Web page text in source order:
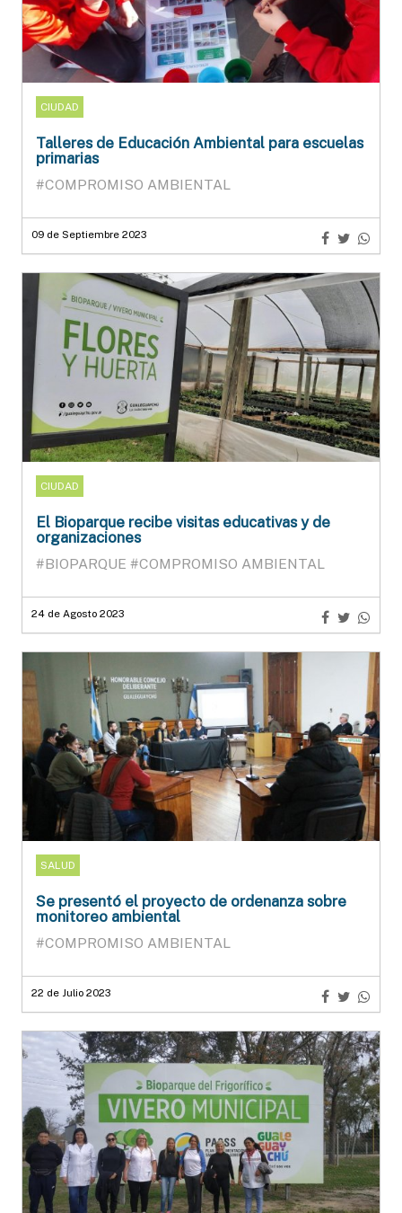
CIUDAD
Talleres de Educación Ambiental para escuelas
primarias
#COMPROMISO AMBIENTAL
09 de Septiembre 2023
CIUDAD
El Bioparque recibe visitas educativas y de
organizaciones
#BIOPARQUE #COMPROMISO AMBIENTAL
24 de Agosto 2023
SALUD
Se presentó el proyecto de ordenanza sobre
monitoreo ambiental
#COMPROMISO AMBIENTAL
22 de Julio 2023